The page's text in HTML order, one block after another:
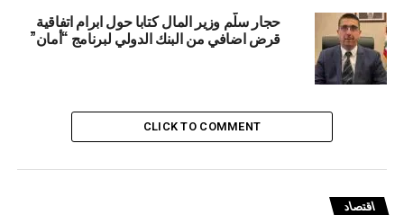
حجار سلّم وزير المال كتابا حول ابرام اتفاقية
قرض اضافي من البنك الدولي لبرنامج “أمان”
CLICK TO COMMENT
اقتصاد